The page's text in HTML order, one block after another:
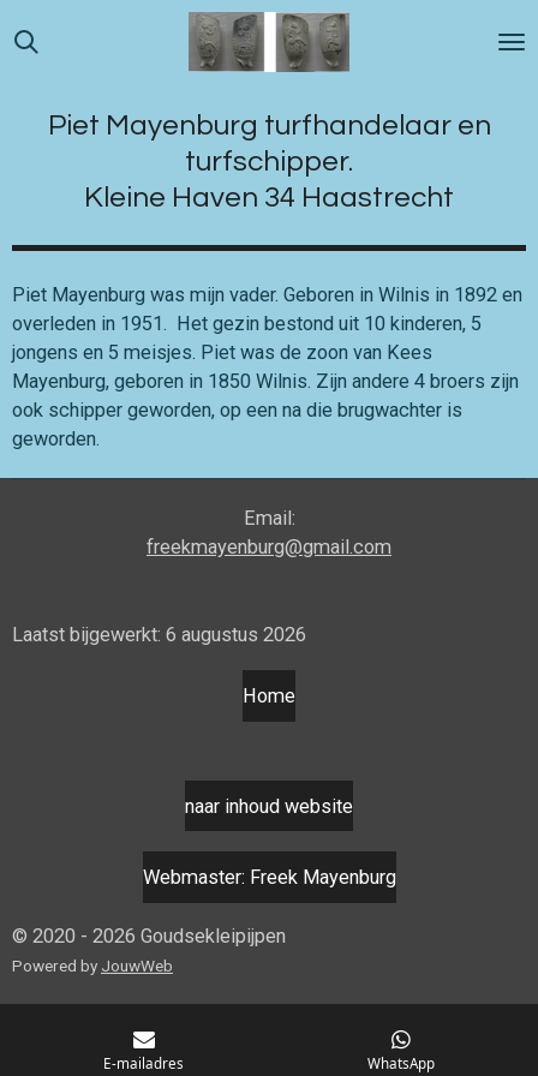
Ga
direct
hoofdinhoud
Piet Mayenburg turfhandelaar en
turfschipper.
Kleine Haven 34 Haastrecht
Piet Mayenburg was mijn vader. Geboren in Wilnis in 1892 en
overleden in 1951. Het gezin bestond uit 10 kinderen, 5
jongens en 5 meisjes. Piet was de zoon van Kees
Mayenburg, geboren in 1850 Wilnis. Zijn andere 4 broers zijn
ook schipper geworden, op een na die brugwachter is
geworden.
Email:
freekmayenburg@gmail.com
Laatst bijgewerkt: 6 augustus 2026
Home
naar inhoud website
Webmaster: Freek Mayenburg
© 2020 - 2026 Goudsekleipijpen
Powered by JouwWeb
E-mailadres WhatsApp